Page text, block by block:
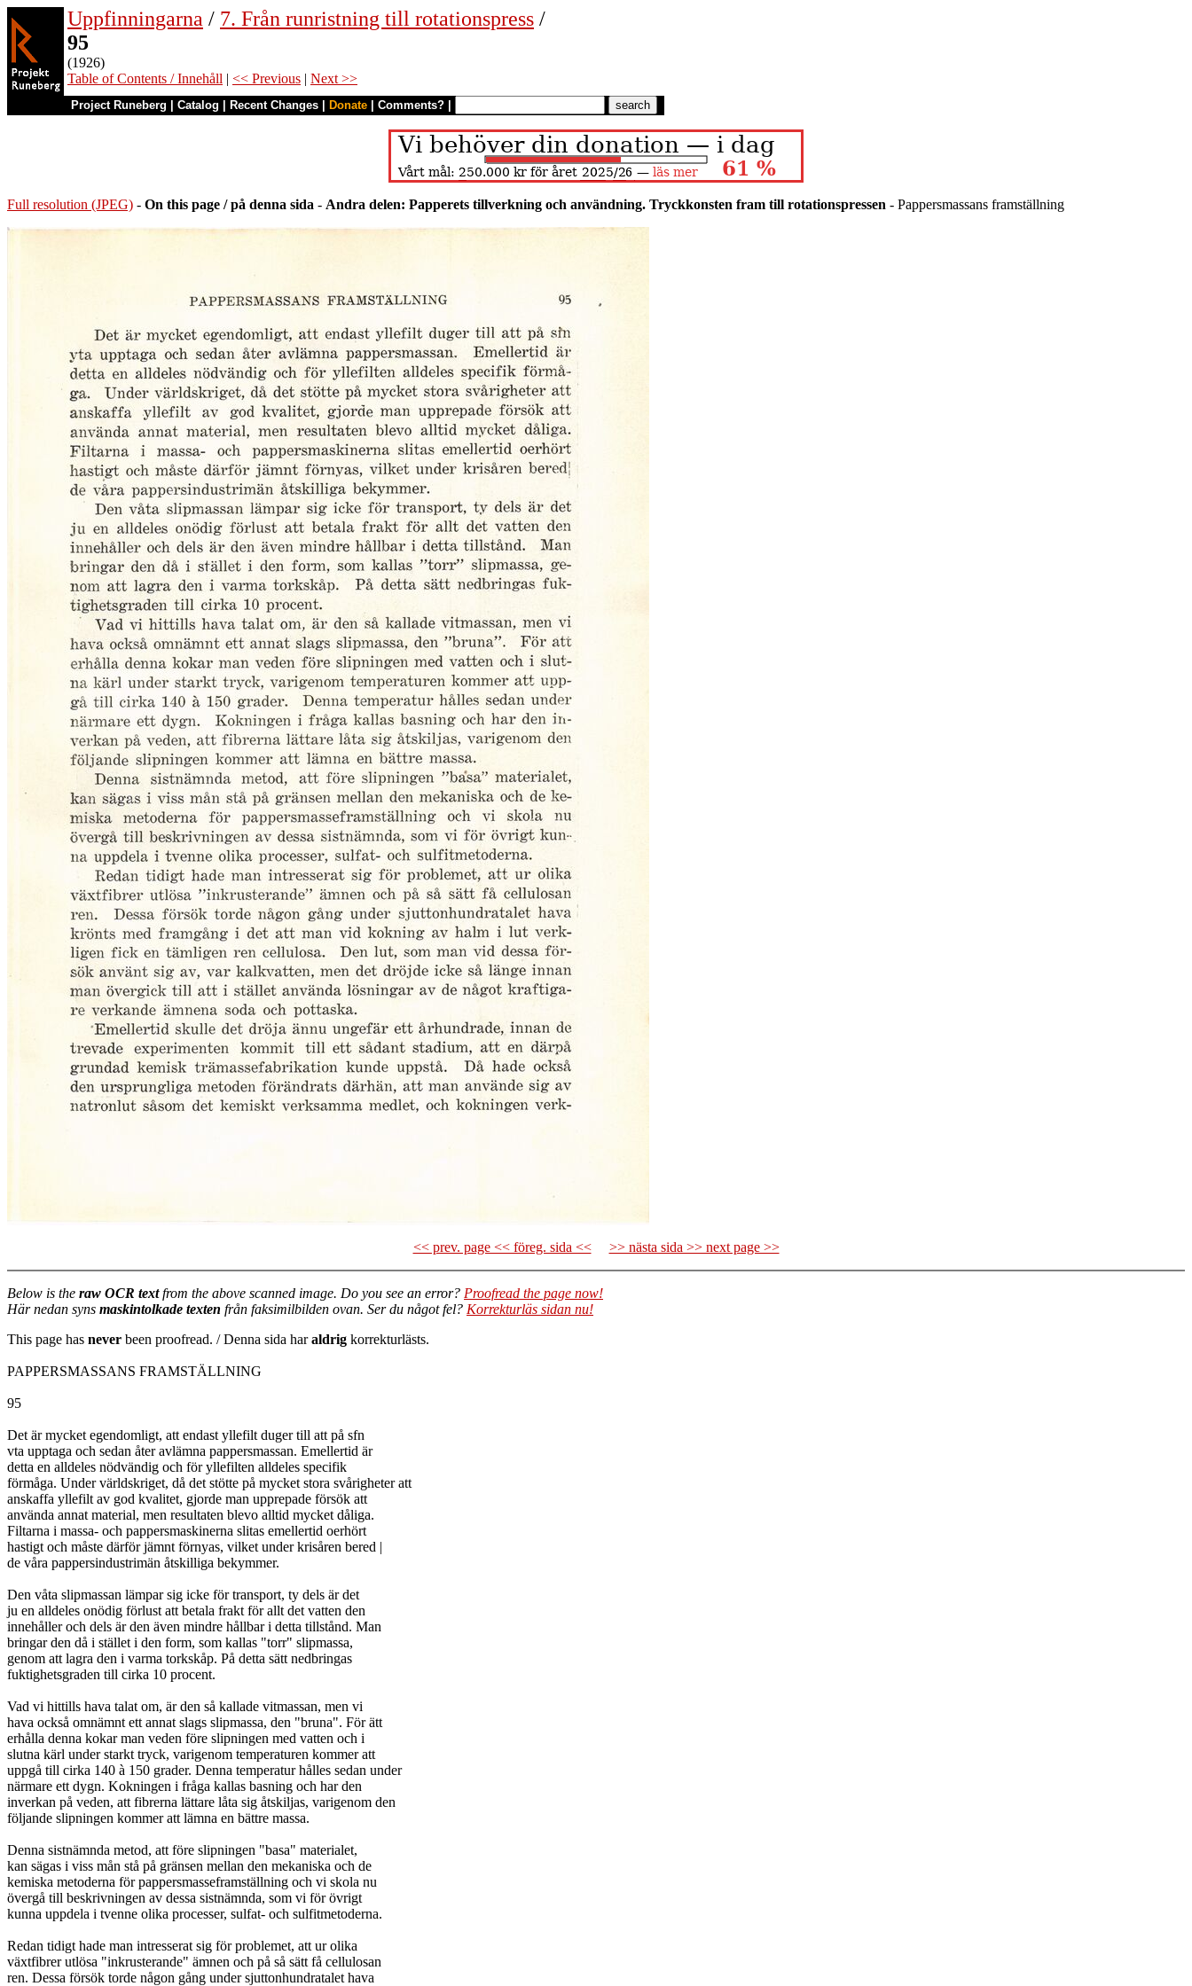
Uppfinningarna / 7. Från runristning till rotationspress /
95
(1926)
Table of Contents / Innehåll | << Previous | Next >>
Project Runeberg Catalog Recent Changes Donate Comments?
Full resolution (JPEG) - On this page / på denna sida - Andra delen: Papperets tillverkning och användning. Tryckkonsten fram till rotationspressen - Pappersmassans framställning
<< prev. page << föreg. sida << >> nästa sida >> next page >>
Below is the raw OCR textfrom the above scanned image. Do you see an error? Proofread the page now!
Här nedan syns maskintolkade texten från faksimilbilden ovan. Ser du något fel? Korrekturläs sidan nu!
This page has never been proofread. / Denna sida haraldrig korrekturlästs.
PAPPERSMASSANS FRAMSTÄLLNING
95
Det är mycket egendomligt, att endast yllefilt duger till att på sfn
vta upptaga och sedan åter avlämna pappersmassan. Emellertid är
detta en alldeles nödvändig och för yllefilten alldeles specifik
förmåga. Under världskriget, då det stötte på mycket stora svårigheter att
anskaffa yllefilt av god kvalitet, gjorde man upprepade försök att
använda annat material, men resultaten blevo alltid mycket dåliga.
Filtarna i massa- och pappersmaskinerna slitas emellertid oerhört
hastigt och måste därför jämnt förnyas, vilket under krisåren bered |
de våra pappersindustrimän åtskilliga bekymmer.
Den våta slipmassan lämpar sig icke för transport, ty dels är det
ju en alldeles onödig förlust att betala frakt för allt det vatten den
innehåller och dels är den även mindre hållbar i detta tillstånd. Man
bringar den då i stället i den form, som kallas "torr" slipmassa,
genom att lagra den i varma torkskåp. På detta sätt nedbringas
fuktighetsgraden till cirka 10 procent.
Vad vi hittills hava talat om, är den så kallade vitmassan, men vi
hava också omnämnt ett annat slags slipmassa, den "bruna". För ätt
erhålla denna kokar man veden före slipningen med vatten och i
slutna kärl under starkt tryck, varigenom temperaturen kommer att
uppgå till cirka 140 à 150 grader. Denna temperatur hålles sedan under
närmare ett dygn. Kokningen i fråga kallas basning och har den
inverkan på veden, att fibrerna lättare låta sig åtskiljas, varigenom den
följande slipningen kommer att lämna en bättre massa.
Denna sistnämnda metod, att före slipningen "basa" materialet,
kan sägas i viss mån stå på gränsen mellan den mekaniska och de
kemiska metoderna för pappersmasseframställning och vi skola nu
övergå till beskrivningen av dessa sistnämnda, som vi för övrigt
kunna uppdela i tvenne olika processer, sulfat- och sulfitmetoderna.
Redan tidigt hade man intresserat sig för problemet, att ur olika
växtfibrer utlösa "inkrusterande" ämnen och på så sätt få cellulosan
ren. Dessa försök torde någon gång under sjuttonhundratalet hava